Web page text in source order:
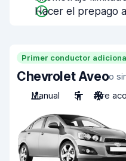
Hacer el prepago
Primer conductor
Chevrolet Aveoo
Manual
5 Aire